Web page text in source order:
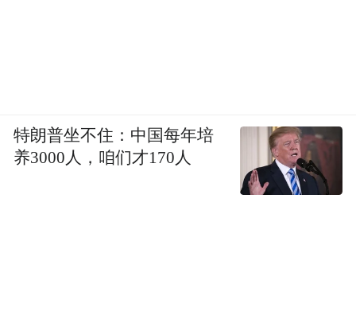
特朗普坐不住：中国每年培
养3000人，咱们才170人